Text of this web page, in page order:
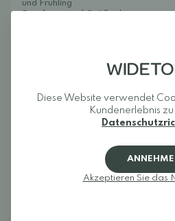
und Frühling
Passform- und Größenberatung:
Fällt etwas größer aus – bitte
Größentabelle unten.
Mit einem feuchten Tuch
Schuhe vor dem ersten Tragen und
Collonil Protect & Care Spray
wasserabweisenden Eigenschaften
den Füßen natürliche
breite Zehenbox bietet den Zehen
Sohle fördert die Feinmotorik und
Bedingungen für Balance und
Diese Website verwendet
Kundenerlebnis
Akzeptieren Sie das